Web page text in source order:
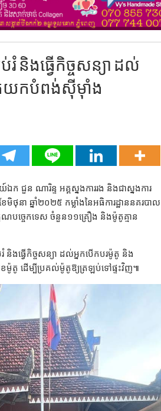
និងធ្វេីកិច្ចសន្យា ដល់
តូយកបំពង់ស៊ីម៉ាំង
ក ជួន ណារិន្ទ អគ្គស្នងការរង និងជាស្នងការ
ថុនា ឆ្នាំ២០២៥ កម្លាំងនៃអធិការដ្ឋាននគរបាល
ច្ចេកទេស ចំនួន១១គ្រឿង និងម៉ូតូគ្មាន
និងធ្វេីកិច្ចសន្យា ដល់អ្នកបេីកបរម៉ូតូ និង
ម៉ូតូ ដើម្បីប្រគល់ម៉ូតូឱ្យត្រឡប់ទៅផ្ទះវិញ៕